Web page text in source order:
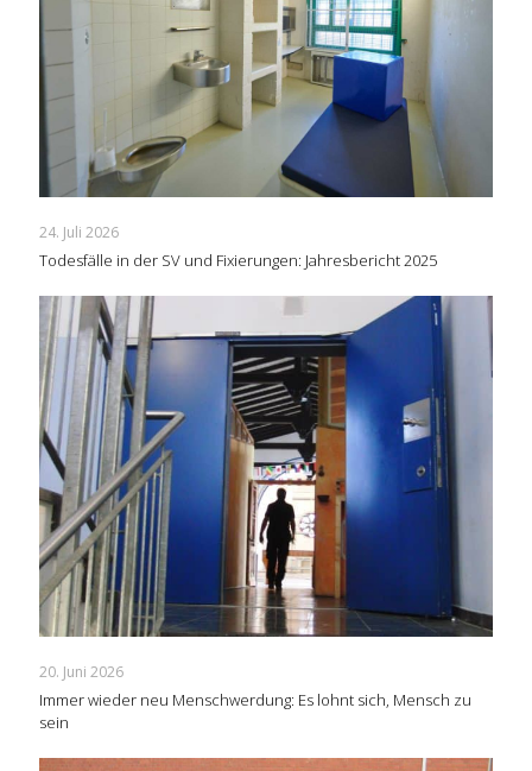
24. Juli 2026
Todesfälle in der SV und Fixierungen: Jahresbericht 2025
20. Juni 2026
Immer wieder neu Menschwerdung: Es lohnt sich, Mensch zu
sein